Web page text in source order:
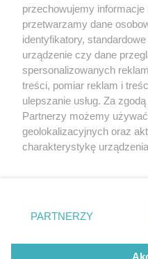
Nie zapomnij
zapoznać się z:
polityką prywatności
Twojemiasto
Piekary Śląskie
Chorzów
Tarnowskie Góry
Gliwice
przechowujemy informacje
przetwarzamy dane
identyfikatory,
urządzenie czy dane
spersonalizowanych
treści, pomiar reklam i
ulepszanie usług. Za
Partnerzy możemy
geolokalizacyjnych oraz
charakterystykę
zmienić/wycofać klikając
znajdujący się w lewym
rodzaje przetwarzania
użytkownika, ale masz
PARTNERZY